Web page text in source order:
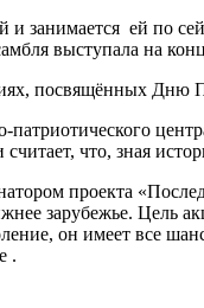
и занимается ей по
выступала на
посвящённых Дню
что, зная
проекта
зарубежье. Цель
он имеет все
.